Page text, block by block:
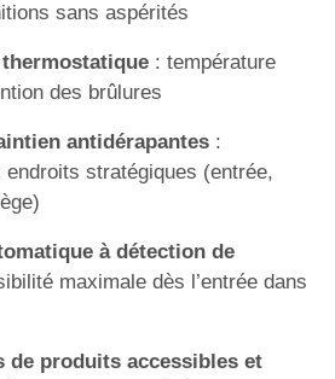
sans aspérités
: température
des brûlures
antidérapantes:
endroits stratégiques (entrée,
à détection de
maximale dès l’entrée dans
de produits accessibles et